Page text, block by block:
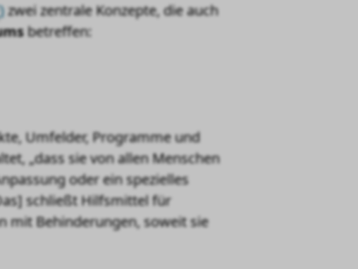
)zwei zentrale Konzepte, die auch
betreffen:
Umfelder, Programme und
„dass sie von allen Menschen
oder ein spezielles
schließt Hilfsmittel für
mit Behinderungen, soweit sie